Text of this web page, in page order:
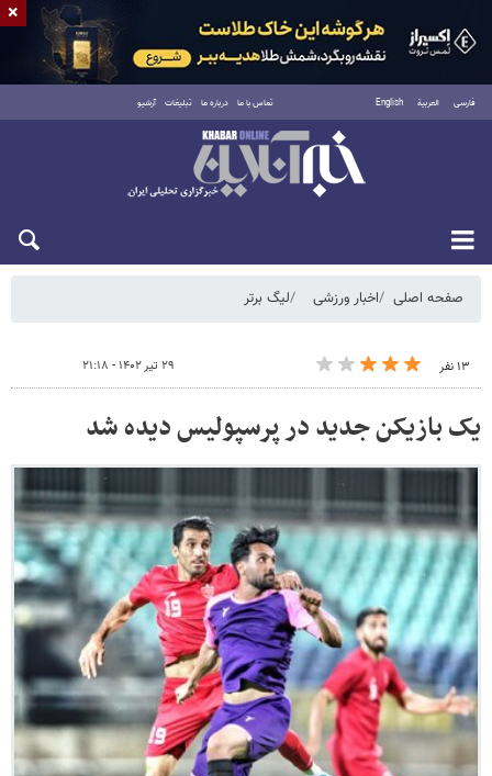
فارسی العربية English تماس با ما درباره ما تبلیغات آرشیو
شنبه ۱۷ مرداد ۱۴۰۵
صفحه اصلی اخبار ورزشی لیگ برتر
۱۳ نفر ۲۹ تیر ۱۴۰۲ - ۲۱:۱۸
یک بازیکن جدید در پرسپولیس دیده شد
×